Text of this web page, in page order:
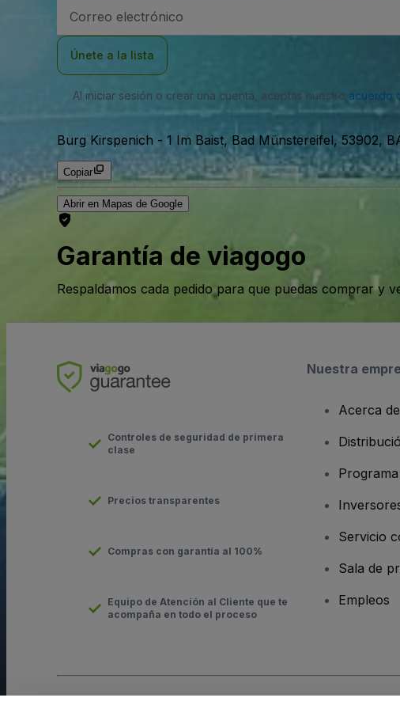
de
Únete a la lista
Al iniciar sesión o crear una cuenta, aceptas nuestro acuerdo
Burg Kirspenich - 1 Im Baist, Bad Münstereifel, 53902,
Copiar
Abrir en Mapas de Google
Garantía de viagogo
Respaldamos cada pedido para que puedas comprar y
Controles de seguridad de primera
clase
Precios transparentes
Compras con garantía al 100%
Equipo de Atención al Cliente que te
acompaña en todo el proceso
Nuestra
Acerca
Servicio
Sala de
Empleos